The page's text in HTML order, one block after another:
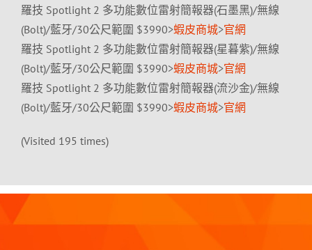
羅技 Spotlight 2 多功能數位雷射簡報器(石墨黑)/無線
(Bolt)/藍牙/30公尺範圍 $3990>蝦皮商城>官網
羅技 Spotlight 2 多功能數位雷射簡報器(星暮紫)/無線
(Bolt)/藍牙/30公尺範圍 $3990>蝦皮商城>官網
羅技 Spotlight 2 多功能數位雷射簡報器(流沙金)/無線
(Bolt)/藍牙/30公尺範圍 $3990>蝦皮商城>官網
(Visited 195 times)